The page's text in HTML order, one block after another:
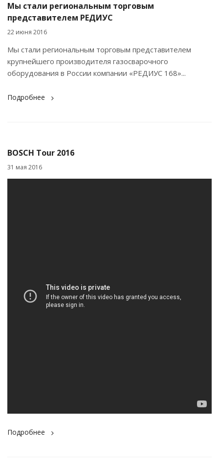
Мы стали региональным торговым
представителем РЕДИУС
22 июня 2016
Мы стали региональным торговым представителем
крупнейшего производителя газосварочного
оборудования в России компании «РЕДИУС 168»...
Подробнее
BOSCH Tour 2016
31 мая 2016
Подробнее